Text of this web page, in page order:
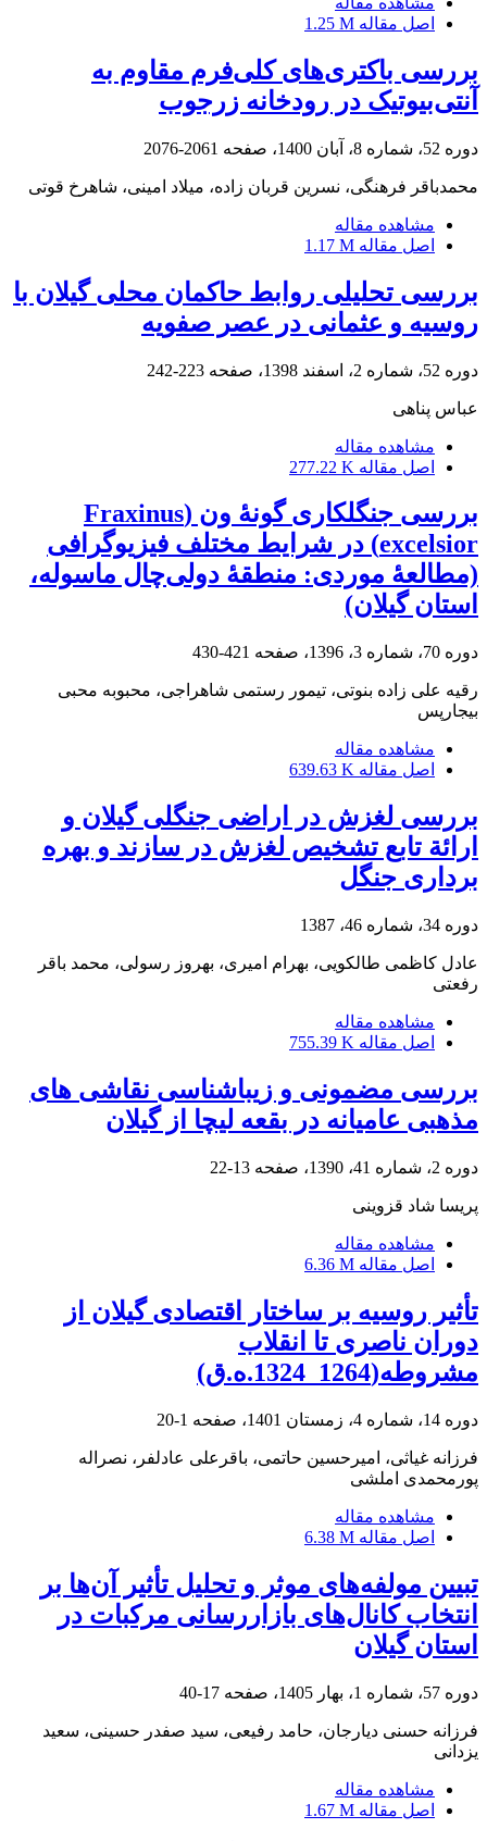
اصل مقاله 1.25 M
بررسی باکتری‌های کلی‌فرم مقاوم به
آنتی‌بیوتیک در رودخانه زرجوب
دوره 52، شماره 8، آبان 1400، صفحه 2061-2076
محمدباقر فرهنگی، نسرین قربان زاده، میلاد امینی، شاهرخ قوتی
مشاهده مقاله
اصل مقاله 1.17 M
بررسی تحلیلی روابط حاکمان محلی گیلان با
روسیه و عثمانی در عصر صفویه
دوره 52، شماره 2، اسفند 1398، صفحه 223-242
عباس پناهی
مشاهده مقاله
اصل مقاله 277.22 K
بررسی جنگلکاری گونۀ ون (Fraxinus
excelsior) در شرایط مختلف فیزیوگرافی
(مطالعۀ موردی: منطقۀ دولی‌چال ماسوله،
استان گیلان)
دوره 70، شماره 3، 1396، صفحه 421-430
رقیه علی زاده بنوتی، تیمور رستمی شاهراجی، محبوبه محبی
بیجارپس
مشاهده مقاله
اصل مقاله 639.63 K
بررسی لغزش در اراضی جنگلی گیلان و
ارائة تابع تشخیص لغزش در سازند و بهره
برداری جنگل
دوره 34، شماره 46، 1387
عادل کاظمی طالکویی، بهرام امیری، بهروز رسولی، محمد باقر
رفعتی
مشاهده مقاله
اصل مقاله 755.39 K
بررسی مضمونی و زیباشناسی نقاشی های
مذهبی عامیانه در بقعه لیچا از گیلان
دوره 2، شماره 41، 1390، صفحه 13-22
پریسا شاد قزوینی
مشاهده مقاله
اصل مقاله 6.36 M
تأثیر روسیه بر ساختار اقتصادی گیلان از
دوران ناصری تا انقلاب
مشروطه(1264_1324.ه.ق)
دوره 14، شماره 4، زمستان 1401، صفحه 1-20
فرزانه غیاثی، امیرحسین حاتمی، باقرعلی عادلفر، نصراله
پورمحمدی املشی
مشاهده مقاله
اصل مقاله 6.38 M
تبیین مولفه‌های موثر و تحلیل تأثیر آن‌ها بر
انتخاب کانال‌های بازاررسانی مرکبات در
استان گیلان
دوره 57، شماره 1، بهار 1405، صفحه 17-40
فرزانه حسنی دیارجان، حامد رفیعی، سید صفدر حسینی، سعید
یزدانی
مشاهده مقاله
اصل مقاله 1.67 M